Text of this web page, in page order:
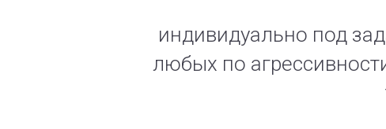
индивидуально под
любых по